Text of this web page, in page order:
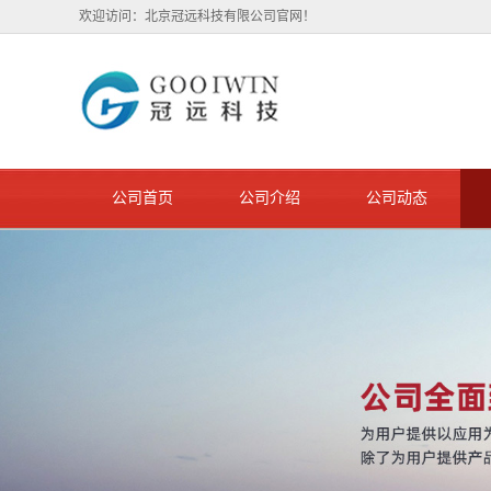
欢迎访问：北京冠远科技有限公司官网！
公司首页 公司介绍 公司动态